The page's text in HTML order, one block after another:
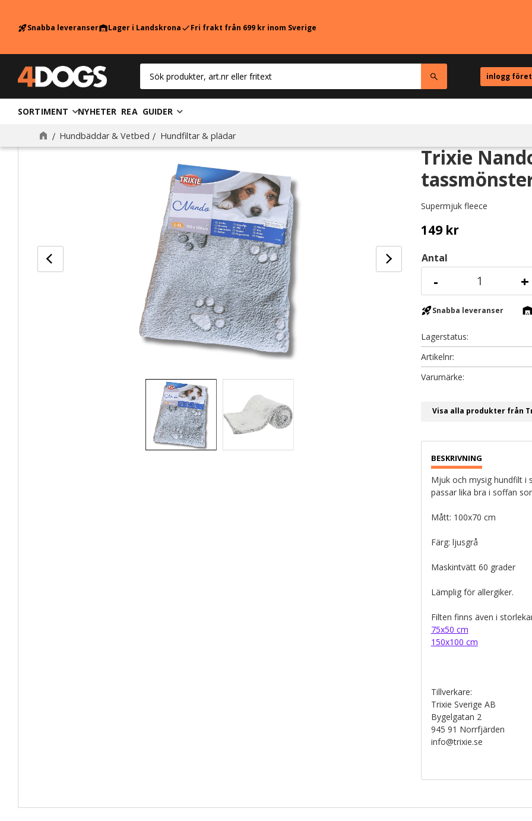
rocket_launchSnabba leveranserwarehouseLager i LandskronacheckFri frakt från 699 kr inom Sverige
inlogg
SORTIMENT NYHETER REA GUIDER
Hundbäddar & Vetbed Hundfiltar & plädar
Trixie
Supermjuk fleece
149kr
Antal
+
-
rocket_launchSnabba leveranser
Lagerstatus
Artikelnr
Visa alla produkter från
Mjuk och mysig hundfilt i
passar lika bra i soffan
Mått: 100x70 cm
Färg: ljusgrå
Maskintvätt 60 grader
Lämplig för allergiker.
Filten finns även i
75x50 cm
150x100 cm
Tillverkare:
Trixie Sverige AB
Bygelgatan 2
945 91 Norrfjärden
info@trixie.se